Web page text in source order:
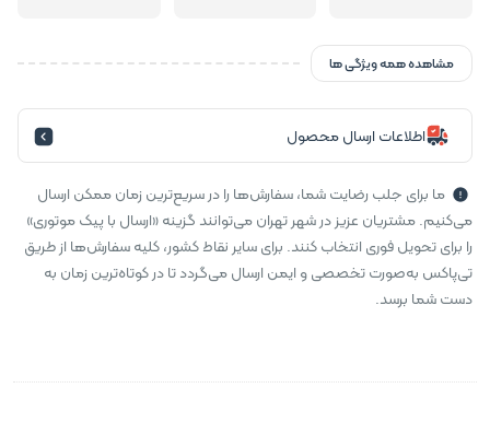
مشاهده همه ویژگی ها
اطلاعات ارسال محصول
ما برای جلب رضایت شما، سفارش‌ها را در سریع‌ترین زمان ممکن ارسال
می‌کنیم. مشتریان عزیز در شهر تهران می‌توانند گزینه «ارسال با پیک موتوری»
را برای تحویل فوری انتخاب کنند. برای سایر نقاط کشور، کلیه سفارش‌ها از طریق
تی‌پاکس به‌صورت تخصصی و ایمن ارسال می‌گردد تا در کوتاه‌ترین زمان به
دست شما برسد.